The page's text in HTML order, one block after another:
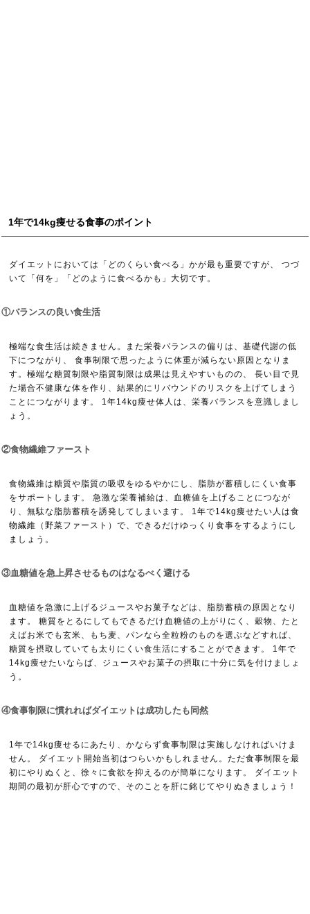
1年で14kg痩せる食事のポイント
ダイエットにおいては「どのくらい食べる」かが最も重要ですが、 つづ
いて「何を」「どのように食べるかも」大切です。
①バランスの良い食生活
極端な食生活は続きません。また栄養バランスの偏りは、基礎代謝の低
下につながり、 食事制限で思ったように体重が減らない原因となりま
す。極端な糖質制限や脂質制限は成果は見えやすいものの、 長い目で見
た場合不健康な体を作り、結果的にリバウンドのリスクを上げてしまう
ことにつながります。 1年14kg痩せ体人は、栄養バランスを意識しまし
ょう。
②食物繊維ファースト
食物繊維は糖質や脂質の吸収をゆるやかにし、脂肪が蓄積しにくい食事
をサポートします。 急激な栄養補給は、血糖値を上げることにつなが
り、無駄な脂肪蓄積を誘発してしまいます。 1年で14kg痩せたい人は食
物繊維（野菜ファースト）で、できるだけゆっくり食事をするようにし
ましょう。
③血糖値を急上昇させるものはなるべく避ける
血糖値を急激に上げるジュースやお菓子などは、脂肪蓄積の原因となり
ます。 糖質をとるにしてもできるだけ血糖値の上がりにく、穀物、たと
えばお米でも玄米、もち麦、パンなら全粒粉のものを選ぶなどすれば、
糖質を摂取していても太りにくい食生活にすることができます。 1年で
14kg痩せたいならば、ジュースやお菓子の摂取に十分に気を付けましょ
う。
④食事制限に慣れればダイエットは成功したも同然
1年で14kg痩せるにあたり、かならず食事制限は実施しなければいけま
せん。 ダイエット開始当初はつらいかもしれません。ただ食事制限を最
初にやりぬくと、徐々に食欲を抑えるのが簡単になります。 ダイエット
期間の最初が肝心ですので、そのことを肝に銘じてやりぬきましょう！